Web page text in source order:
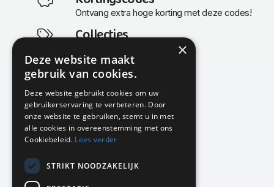
Ontvang extra hoge korting met deze codes!
Collecties
Actuele en populaire collecties
KMP Kantoormeubilair
Airport Business Park
Frankfurtstraat 29-31
1175 RH Lijnden
020-617 01 26
info@kmpkantoormeubilair.nl
×
Deze website maakt
gebruik van cookies.
Deze website gebruikt cookies om uw
gebruikerservaring te verbeteren. Door
onze website te gebruiken, stemt u in met
alle cookies in overeenstemming met ons
Cookiebeleid. Lees verder
STRIKT NOODZAKELIJK